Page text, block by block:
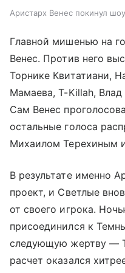
Аристарх Венес покинул шоу
Главной мишенью на
Венес. Против него
Торнике Квитатиани,
Мамаева, T-Killah,
Сам Венес
остальные голоса
Михаилом Терехиным
В результате именно
проект, и Светлые
от своего игрока.
присоединился к
следующую жертву —
расчет оказался